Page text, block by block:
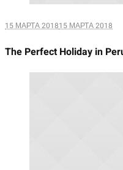
15 МАРТА 201815 МАРТА 2018
The Perfect Holiday in